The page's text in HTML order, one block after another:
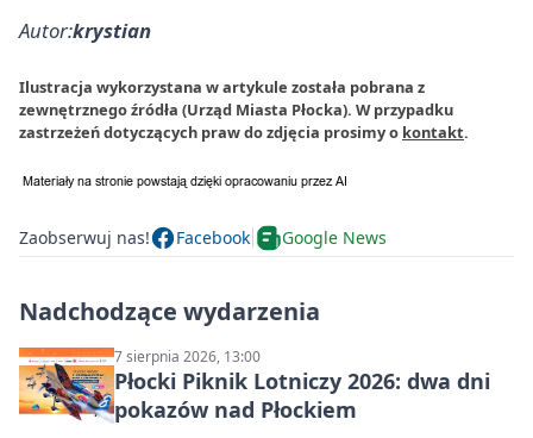
Autor:krystian
Ilustracja wykorzystana w artykule została pobrana z
zewnętrznego źródła (Urząd Miasta Płocka). W przypadku
zastrzeżeń dotyczących praw do zdjęcia prosimy o kontakt.
Zaobserwuj nas! Facebook Google News
Nadchodzące wydarzenia
7 sierpnia 2026, 13:00
Płocki Piknik Lotniczy 2026: dwa dni
pokazów nad Płockiem